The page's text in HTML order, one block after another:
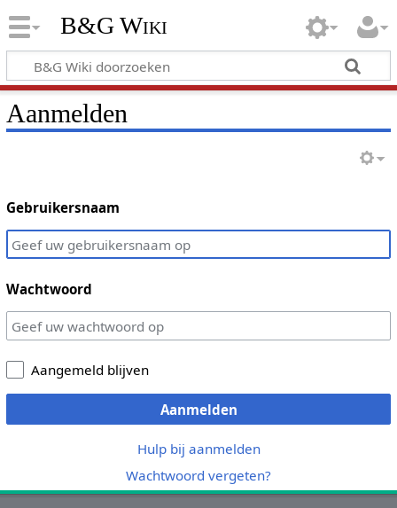
B&G Wiki
Aanmelden
Gebruikersnaam
Wachtwoord
Aangemeld blijven
Aanmelden
Hulp bij aanmelden
Wachtwoord vergeten?